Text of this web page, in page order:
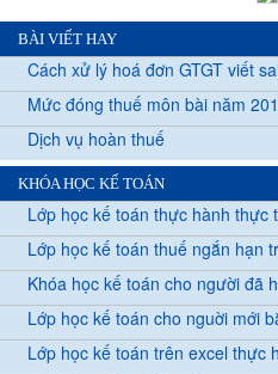
BÀI VIẾT HAY
Cách xử lý hoá đơn GTGT viết
Mức đóng thuế môn bài năm
Dịch vụ hoàn thuế
KHÓA HỌC KẾ TOÁN
Lớp học kế toán thực hành thực
Lớp học kế toán thuế ngắn hạn
Khóa học kế toán cho người đã
Lớp học kế toán cho nguời mới
Lớp học kế toán trên excel thực